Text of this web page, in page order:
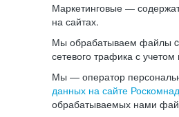
Маркетинговые —
на сайтах.
Мы обрабатываем файлы
сетевого трафика с
Мы — оператор
данных на сайте
обрабатываемых нами